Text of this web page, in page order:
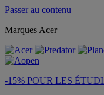
Passer au contenu
Marques Acer
-15% POUR LES